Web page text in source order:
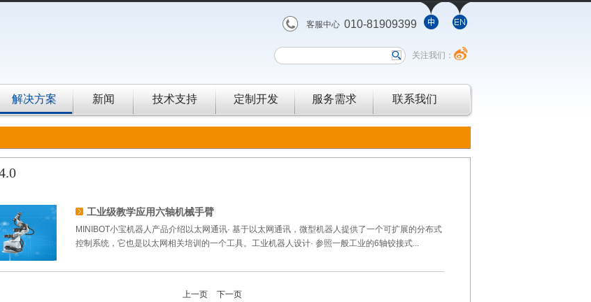
客服中心 010-81909399
关注我们：
解决方案 新闻 技术支持 定制开发 服务需求 联系我们
工业级教学应用六轴机械手臂
MINIBOT小宝机器人产品介绍以太网通讯· 基于以太网通讯，微型机器人提供了一个可扩展的分布式
控制系统，它也是以太网相关培训的一个工具。工业机器人设计· 参照一般工业的6轴铰接式...
上一页 下一页